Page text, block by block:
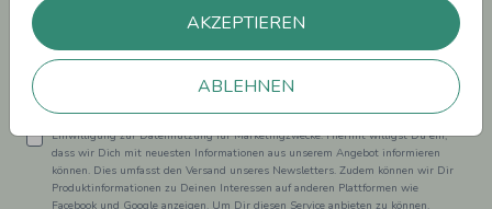
AKZEPTIEREN
ABLEHNEN
Laufenden.
Einwilligung zur Datennutzung für Marketingzwecke: Hiermit willigst Du ein,
dass wir Dich mit neuesten Informationen aus unserem Angebot informieren
können. Dies umfasst den Versand unseres Newsletters. Zudem können wir Dir
Produktinformationen zu Deinen Interessen auf anderen Plattformen wie
Facebook und Google anzeigen. Um Dir diesen Service anbieten zu können,